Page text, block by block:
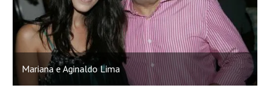
Mariana e Aginaldo Lima